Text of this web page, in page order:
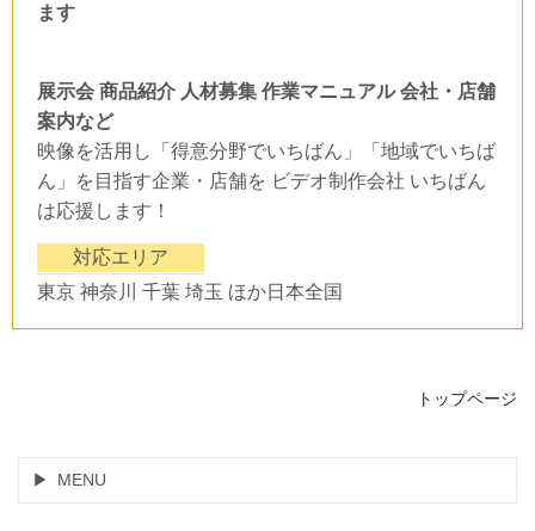
ます
展示会 商品紹介 人材募集 作業マニュアル 会社・店舗
案内など
映像を活用し「得意分野でいちばん」「地域でいちば
ん」を目指す企業・店舗を ビデオ制作会社 いちばん
は応援します！
対応エリア
東京 神奈川 千葉 埼玉 ほか日本全国
トップページ
MENU